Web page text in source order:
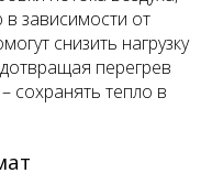
зависимости от
снизить нагрузку
перегрев
сохранять тепло в